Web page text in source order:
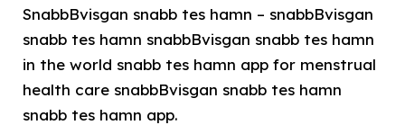
SnabbBvisgan snabb tes hamn – snabbBvisgan
snabb tes hamn snabbBvisgan snabb tes hamn
in the world snabb tes hamn app for menstrual
health care snabbBvisgan snabb tes hamn
snabb tes hamn app.